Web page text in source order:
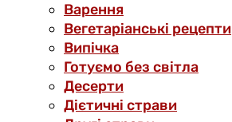
Варення
Вегетаріанські рецепти
Випічка
Готуємо без світла
Десерти
Дієтичні страви